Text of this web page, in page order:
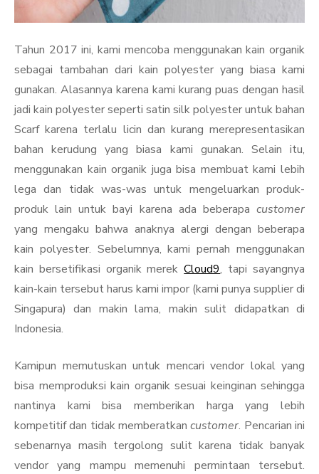
Tahun 2017 ini, kami mencoba menggunakan kain organik
sebagai tambahan dari kain polyester yang biasa kami
gunakan. Alasannya karena kami kurang puas dengan hasil
jadi kain polyester seperti satin silk polyester untuk bahan
Scarf karena terlalu licin dan kurang merepresentasikan
bahan kerudung yang biasa kami gunakan. Selain itu,
menggunakan kain organik juga bisa membuat kami lebih
lega dan tidak was-was untuk mengeluarkan produk-
produk lain untuk bayi karena ada beberapa customer
yang mengaku bahwa anaknya alergi dengan beberapa
kain polyester. Sebelumnya, kami pernah menggunakan
kain bersetifikasi organik merekCloud9, tapi sayangnya
kain-kain tersebut harus kami impor (kami punya supplier di
Singapura) dan makin lama, makin sulit didapatkan di
Indonesia.
Kamipun memutuskan untuk mencari vendor lokal yang
bisa memproduksi kain organik sesuai keinginan sehingga
nantinya kami bisa memberikan harga yang lebih
kompetitif dan tidak memberatkancustomer. Pencarian ini
sebenarnya masih tergolong sulit karena tidak banyak
vendor yang mampu memenuhi permintaan tersebut.